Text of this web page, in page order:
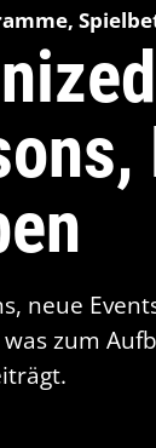
neue
zum